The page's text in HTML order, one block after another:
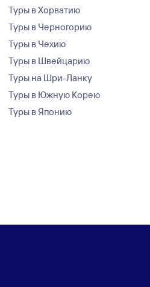
Туры в Хорватию
Туры в Черногорию
Туры в Чехию
Туры в Швейцарию
Туры на Шри-Ланку
Туры в Южную Корею
Туры в Японию